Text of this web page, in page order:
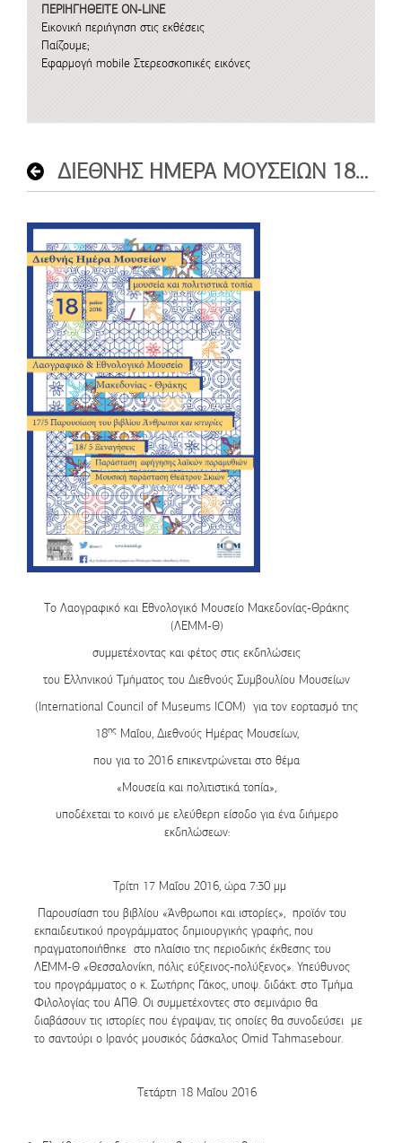
ΠΕΡΙΗΓΗΘΕΙΤΕ ON-LINE
Εικονική περιήγηση στις εκθέσεις
Παίζουμε;
Εφαρμογή mobile Στερεοσκοπικές εικόνες
ΔΙΕΘΝΗΣ ΗΜΕΡΑ ΜΟΥΣΕΙΩΝ 18 ΜΑΪΟΥ 2016
Το Λαογραφικό και Εθνολογικό Μουσείο Μακεδονίας-Θράκης
(ΛΕΜΜ-Θ)
συμμετέχοντας και φέτος στις εκδηλώσεις
του Ελληνικού Τμήματος του Διεθνούς Συμβουλίου Μουσείων
(International Council of Museums ICOM) για τον εορτασμό της
18ηςΜαΐου, Διεθνούς Ημέρας Μουσείων,
που για το 2016 επικεντρώνεται στο θέμα
«Μουσεία και πολιτιστικά τοπία»,
υποδέχεται το κοινό με ελεύθερη είσοδογια ένα διήμερο
εκδηλώσεων:
Τρίτη 17 Μαΐου 2016, ώρα 7:30 μμ
Παρουσίαση του βιβλίου «Άνθρωποι και ιστορίες», προϊόν του
εκπαιδευτικού προγράμματος δημιουργικής γραφής, που
πραγματοποιήθηκε στο πλαίσιο της περιοδικής έκθεσης του
ΛΕΜΜ-Θ «Θεσσαλονίκη, πόλις εύξεινος-πολύξενος». Υπεύθυνος
του προγράμματος ο κ. Σωτήρης Γάκος, υποψ. διδάκτ. στο Τμήμα
Φιλολογίας του ΑΠΘ. Οι συμμετέχοντες στο σεμινάριο θα
διαβάσουν τις ιστορίες που έγραψαν, τις οποίες θα συνοδεύσει με
το σαντούρι ο Ιρανός μουσικός δάσκαλος Omid Tahmasebour.
Τετάρτη 18 Μαΐου 2016